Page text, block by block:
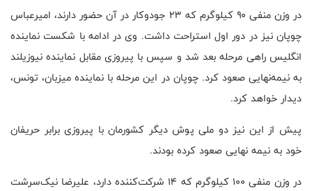
در وزن منفی ۹۰ کیلوگرم که ۲۳ جودوکار در آن حضور دارند، امیرعباس
چوپان نیز در دور اول استراحت داشت. وی در ادامه با شکست نماینده
انگلیس راهی مرحله بعد شد و سپس با پیروزی مقابل نماینده نیوزیلند
به نیمه‌نهایی صعود کرد. چوپان در این مرحله با نماینده میزبان، تونس،
دیدار خواهد کرد.
پیش از این نیز دو ملی پوش دیگر کشورمان با پیروزی برابر حریفان
خود به نیمه نهایی صعود کرده بودند.
در وزن منفی ۱۰۰ کیلوگرم که ۱۴ شرکت‌کننده دارد، علیرضا نیک‌سرشت